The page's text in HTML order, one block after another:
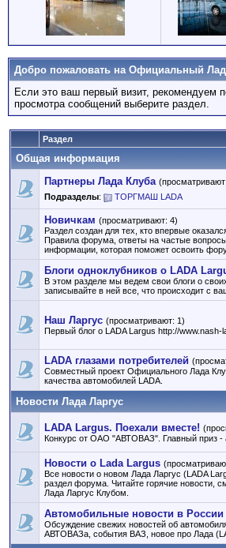
Добро пожаловать на Официальный
Если это ваш первый визит, рекомендуем
просмотра сообщений выберите раздел.
Раздел
Общая информация
Партнеры Лада Клуба
Подразделы: ТОРГМАШ LADA
Новичкам (просматривают: 4)
Раздел создан для тех, кто впервые
Правила форума, ответы на частые
информации, которая поможет освоить
Блоги одноклубников о LADA
В этом разделе мы ведем свои блоги о
записывайте в ней все, что происходит с
Наш Ларгус (просматривают: 1)
Первый блог о LADA Largus http://www.nash-
LADA глазами потребителей
Совместный проект Официального Лада
качества автомобилей LADA.
Новости Лада Ларгус
LADA Largus. Поехали вместе!
Конкурс от ОАО "АВТОВАЗ". Главный приз -
Новости о Lada Largus
Все новости о новом Лада Ларгус (LADA
раздел форума. Читайте горячие новости,
Лада Ларгус Клубом.
Автомобильные новости в России
Обсуждение свежих новостей об
АВТОВАЗа, события ВАЗ, новое про Лада